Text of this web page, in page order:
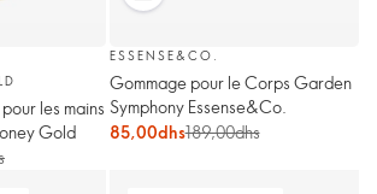
les mains
Gold
ESSENSE&CO.
Gommage pour le Corps Garden
Symphony Essense&Co.
85,00dhs189,00dhs